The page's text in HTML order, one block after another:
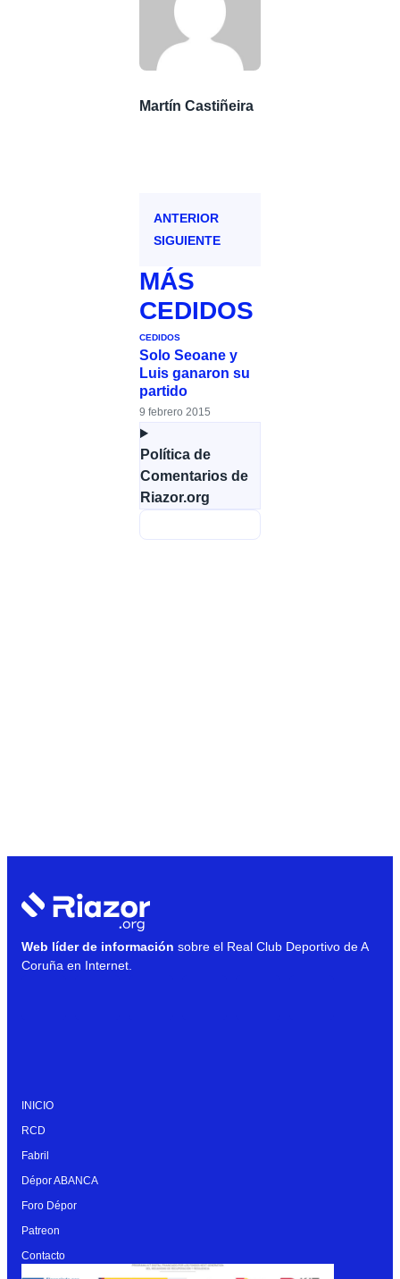
Martín Castiñeira
ANTERIOR
SIGUIENTE
MÁS
CEDIDOS
CEDIDOS
Solo Seoane y
Luis ganaron su
partido
9 febrero 2015
Política de
Comentarios de
Riazor.org
Web líder de información sobre el Real Club Deportivo de A
Coruña en Internet.
INICIO
RCD
Fabril
Dépor ABANCA
Foro Dépor
Patreon
Contacto